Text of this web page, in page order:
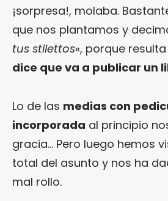
¡sorpresa!, molaba.
que nos plantamos y
tus stilettos«, porque
dice que va a publicar un
Lo de las medias con
incorporada al principio
gracia… Pero luego hemos
total del asunto y nos ha
mal rollo.